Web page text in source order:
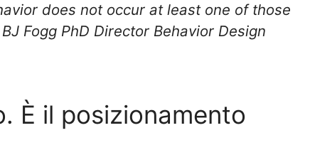
does not occur at least one of those
Fogg PhD Director Behavior Design
È il posizionamento